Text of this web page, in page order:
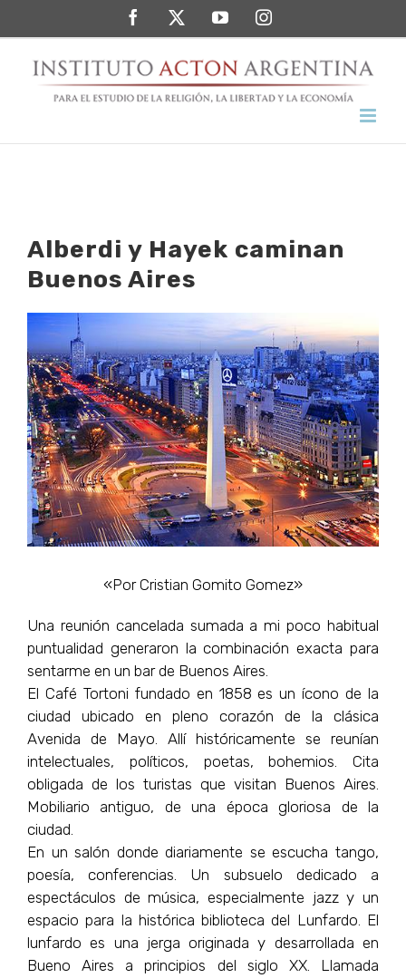
al
contenido
FacebookTwitterYouTubeInstagram
Alberdi y Hayek caminan
Buenos Aires
Ver
imagen
más
grande
«Por Cristian Gomito Gomez»
Una reunión cancelada sumada a mi poco habitual
puntualidad generaron la combinación exacta para
sentarme en un bar de Buenos Aires.
El Café Tortoni fundado en 1858 es un ícono de la
ciudad ubicado en pleno corazón de la clásica
Avenida de Mayo. Allí históricamente se reunían
intelectuales, políticos, poetas, bohemios. Cita
obligada de los turistas que visitan Buenos Aires.
Mobiliario antiguo, de una época gloriosa de la
ciudad.
En un salón donde diariamente se escucha tango,
poesía, conferencias. Un subsuelo dedicado a
espectáculos de música, especialmente jazz y un
espacio para la histórica biblioteca del Lunfardo. El
lunfardo es una jerga originada y desarrollada en
Bueno Aires a principios del siglo XX. Llamada